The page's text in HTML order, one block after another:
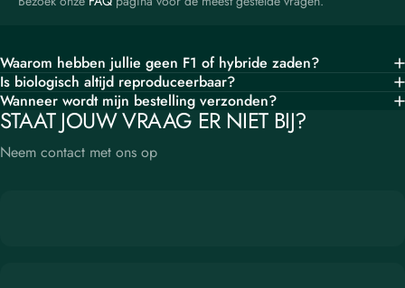
Waarom hebben jullie geen F1 of hybride zaden?
Is biologisch altijd reproduceerbaar?
Wanneer wordt mijn bestelling verzonden?
STAAT JOUW VRAAG ER NIET BIJ?
Neem contact met ons op